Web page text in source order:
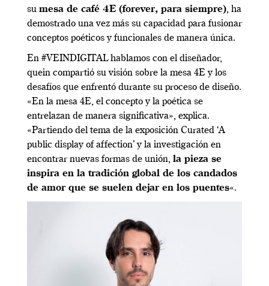
su mesa de café 4E (forever, para siempre), ha
demostrado una vez más su capacidad para fusionar
conceptos poéticos y funcionales de manera única.
En #VEINDIGITAL hablamos con el diseñador,
quein compartió su visión sobre la mesa 4E y los
desafíos que enfrentó durante su proceso de diseño.
«En la mesa 4E, el concepto y la poética se
entrelazan de manera significativa», explica.
«Partiendo del tema de la exposición Curated ‘A
public display of affection’ y la investigación en
encontrar nuevas formas de unión, la pieza se
inspira en la tradición global de los candados
de amor que se suelen dejar en los puentes«.